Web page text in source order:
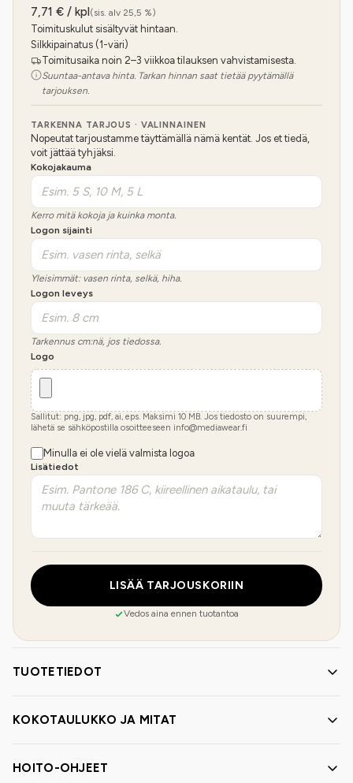
7,71 € / kpl(sis. alv 25,5 %)
Toimituskulut sisältyvät hintaan.
Silkkipainatus (1-väri)
Toimitusaika noin 2–3 viikkoa tilauksen vahvistamisesta.
Suuntaa-antava hinta. Tarkan hinnan saat tietää pyytämällä
tarjouksen.
TARKENNA TARJOUS · VALINNAINEN
Nopeutat tarjoustamme täyttämällä nämä kentät. Jos et tiedä,
voit jättää tyhjäksi.
Kokojakauma
Kerro mitä kokoja ja kuinka monta.
Logon sijainti
Yleisimmät: vasen rinta, selkä, hiha.
Logon leveys
Tarkennus cm:nä, jos tiedossa.
Logo
Sallitut: png, jpg, pdf, ai, eps. Maksimi 10 MB. Jos tiedosto on suurempi,
lähetä se sähköpostilla osoitteeseen info@mediawear.fi
Minulla ei ole vielä valmista logoa
Lisätiedot
LISÄÄ TARJOUSKORIIN
Vedos aina ennen tuotantoa
TUOTETIEDOT
KOKOTAULUKKO JA MITAT
HOITO-OHJEET